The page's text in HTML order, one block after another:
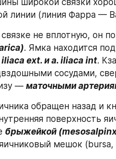
широкой связки
линии (линия Фарра —
не вплотную, он
. Ямка находится
iliaca ext. и a. iliaca int.
сосудами,
— маточными
обращен назад и
поверхность
брыжейкой
мешок (bursa,